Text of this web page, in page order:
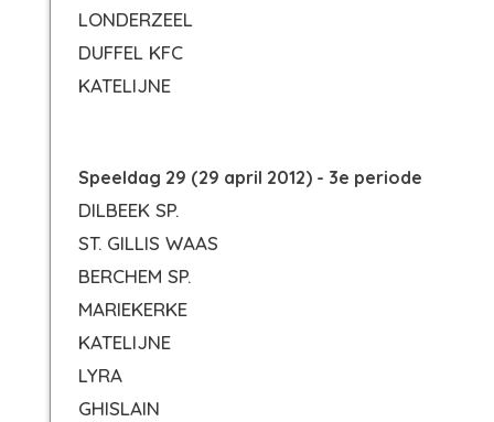
LONDERZEEL
DUFFEL KFC
KATELIJNE
Speeldag 29 (29 april 2012) - 3e periode
DILBEEK SP.
ST. GILLIS WAAS
BERCHEM SP.
MARIEKERKE
KATELIJNE
LYRA
GHISLAIN